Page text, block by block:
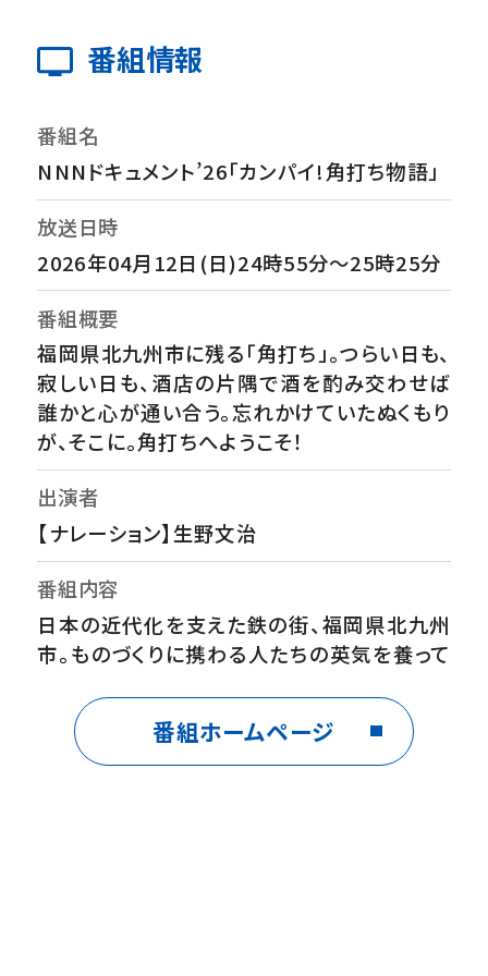
番組情報
番組名
NNNドキュメント’26「カンパイ!角打ち物語」
放送日時
2026年04月12日(日)24時55分～25時25分
番組概要
福岡県北九州市に残る「角打ち」。つらい日も、
寂しい日も、酒店の片隅で酒を酌み交わせば
誰かと心が通い合う。忘れかけていたぬくもり
が、そこに。角打ちへようこそ！
出演者
【ナレーション】生野文治
番組内容
日本の近代化を支えた鉄の街、福岡県北九州
市。ものづくりに携わる人たちの英気を養って
で買った酒をその場で楽しむ角打ちには、地域
の人が集まり、時には互いの世話を焼きます。
コンビニでも酒が買えるようになり、角打ちを
番組ホームページ